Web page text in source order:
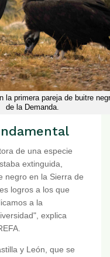
primera pareja de buitre
de la Demanda.
de una especie
extinguida,
negro en la Sierra de
logros a los que
a la
explica
y León, que se